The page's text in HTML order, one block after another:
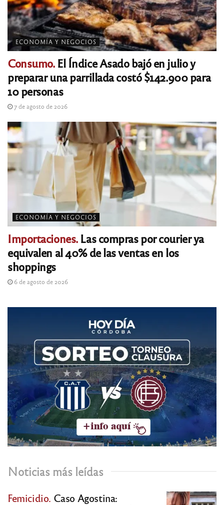
ECONOMÍA Y NEGOCIOS
Consumo.El Índice Asado bajó en julio y
preparar una parrillada costó $142.900 para
10 personas
7 de agosto de 2026
ECONOMÍA Y NEGOCIOS
Importaciones.Las compras por courier ya
equivalen al 40% de las ventas en los
shoppings
6 de agosto de 2026
Noticias más leídas
Femicidio. Caso Agostina: